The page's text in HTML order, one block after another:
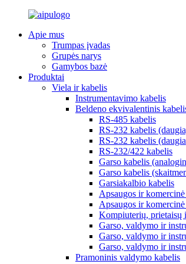
Apie mus
Trumpas įvadas
Grupės narys
Gamybos bazė
Produktai
Viela ir kabelis
Instrumentavimo kabelis
Beldeno ekvivalentinis
RS-485 kabelis
RS-232 kabelis
RS-232 kabelis
RS-232/422 kabelis
Garso kabelis
Garso kabelis
Garsiakalbio kabelis
Apsaugos ir
Apsaugos ir
Kompiuterių, prietaisų
Garso, valdymo ir
Garso, valdymo ir
Garso, valdymo ir
Pramoninis valdymo kabelis